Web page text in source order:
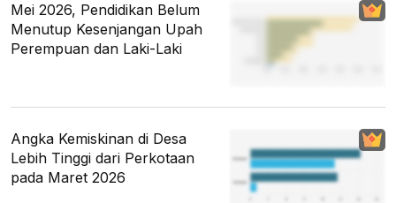
Mei 2026, Pendidikan Belum
Menutup Kesenjangan Upah
Perempuan dan Laki-Laki
Angka Kemiskinan di Desa
Lebih Tinggi dari Perkotaan
pada Maret 2026